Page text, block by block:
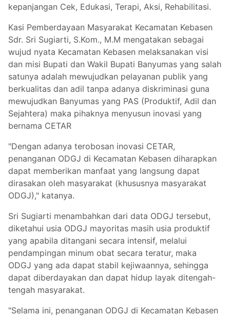
kepanjangan Cek, Edukasi, Terapi, Aksi, Rehabilitasi.
Kasi Pemberdayaan Masyarakat Kecamatan Kebasen
Sdr. Sri Sugiarti, S.Kom., M.M mengatakan sebagai
wujud nyata Kecamatan Kebasen melaksanakan visi
dan misi Bupati dan Wakil Bupati Banyumas yang salah
satunya adalah mewujudkan pelayanan publik yang
berkualitas dan adil tanpa adanya diskriminasi guna
mewujudkan Banyumas yang PAS (Produktif, Adil dan
Sejahtera) maka pihaknya menyusun inovasi yang
bernama CETAR
"Dengan adanya terobosan inovasi CETAR,
penanganan ODGJ di Kecamatan Kebasen diharapkan
dapat memberikan manfaat yang langsung dapat
dirasakan oleh masyarakat (khususnya masyarakat
ODGJ)," katanya.
Sri Sugiarti menambahkan dari data ODGJ tersebut,
diketahui usia ODGJ mayoritas masih usia produktif
yang apabila ditangani secara intensif, melalui
pendampingan minum obat secara teratur, maka
ODGJ yang ada dapat stabil kejiwaannya, sehingga
dapat diberdayakan dan dapat hidup layak ditengah-
tengah masyarakat.
"Selama ini, penanganan ODGJ di Kecamatan Kebasen